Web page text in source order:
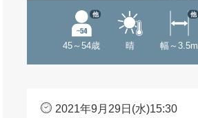
45～54歳
他
晴 幅～3.5m
他
2021年9月29日(水)15:30